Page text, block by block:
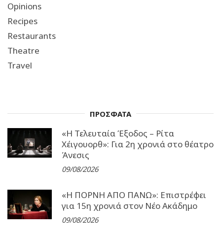
Opinions
Recipes
Restaurants
Theatre
Travel
ΠΡΟΣΦΑΤΑ
«Η Τελευταία Έξοδος – Ρίτα
Χέιγουορθ»: Για 2η χρονιά στο θέατρο
Άνεσις
09/08/2026
«Η ΠΟΡΝΗ ΑΠΟ ΠΑΝΩ»: Επιστρέφει
για 15η χρονιά στον Νέο Ακάδημο
09/08/2026